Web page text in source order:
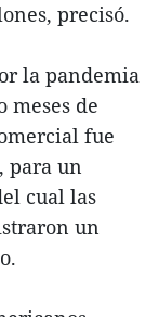
precisó.
la pandemia
meses de
fue
para un
cual las
un